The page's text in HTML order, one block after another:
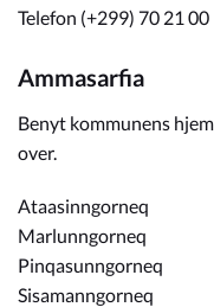
Telefon (+299) 70 21 00
Ammasarfia
Benyt kommunens
over.
Ataasinngorneq
Marlunngorneq
Pinqasunngorneq
Sisamanngorneq